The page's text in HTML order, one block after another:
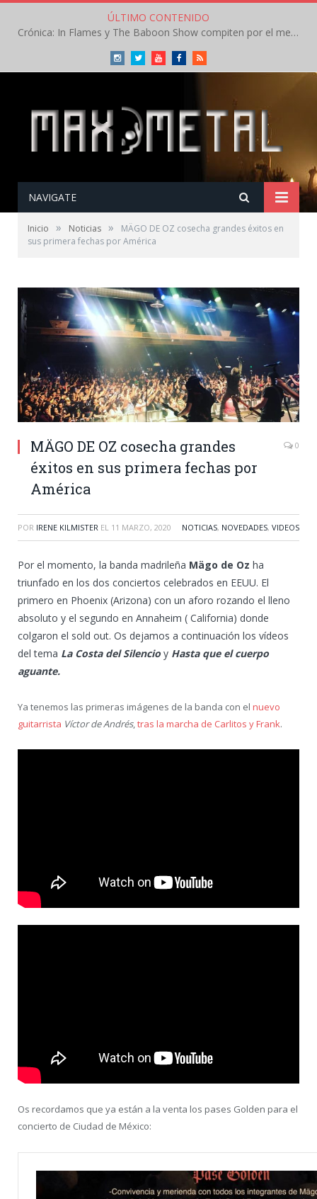
ÚLTIMO CONTENIDO
Crónica: In Flames y The Baboon Show compiten por el mejor concierto del día en el Leyendas del Rock – Viernes – Agosto 2026
InstagramTwitterYoutubeFacebookRSS
NAVIGATE
Inicio » Noticias »
MÄGO DE OZ cosecha grandes éxitos en
sus primera fechas por América
MÄGO DE OZ cosecha grandes
éxitos en sus primera fechas por
América
0
POR IRENE KILMISTER EL 11 MARZO, 2020 NOTICIAS, NOVEDADES, VIDEOS
Por el momento, la banda madrileña Mägo de Oz ha
triunfado en los dos conciertos celebrados en EEUU. El
primero en Phoenix (Arizona) con un aforo rozando el lleno
absoluto y el segundo en Annaheim ( California) donde
colgaron el sold out. Os dejamos a continuación los vídeos
del tema La Costa del Silencio y Hasta que el cuerpo
aguante.
Ya tenemos las primeras imágenes de la banda con el nuevo
guitarrista Víctor de Andrés,tras la marcha de Carlitos y Frank.
Os recordamos que ya están a la venta los pases Golden para el
concierto de Ciudad de México: